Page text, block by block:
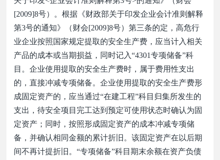
[2009]8号）。根据《财政部关于印发企业会计准则解释
第3号的通知》（财会[2009]8号）第三条的定，高危行
业企业按照国家规定提取的安全生产费，应当计入相关
产品的成本或当期损益，同时记入“4301专项储备”科
目。企业使用提取的安全生产费时，属于费用性支出
的，直接冲减专项储备。企业使用提取的安全生产费形
成固定资产的，应当通过“在建工程”科目归集所发生的
支出，待安全项目完工达到预定可使用状态时确认为固
定资产；同时，按照形成固定资产的成本冲减专项储
备，并确认相同金额的累计折旧。该固定资产在以后期
间不再计提折旧。“专项储备”科目期末余额在资产负债